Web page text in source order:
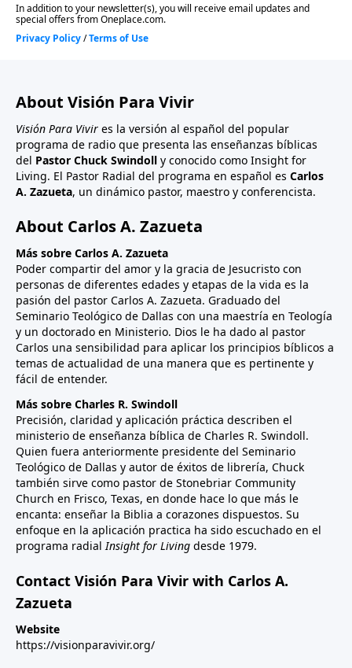
About Visión Para Vivir
Visión Para Vivir es la versión al español del popular
programa de radio que presenta las enseñanzas bíblicas
del Pastor Chuck Swindoll y conocido como Insight for
Living. El Pastor Radial del programa en español es Carlos
A. Zazueta, un dinámico pastor, maestro y conferencista.
About Carlos A. Zazueta
Más sobre Carlos A. Zazueta
Poder compartir del amor y la gracia de Jesucristo con
personas de diferentes edades y etapas de la vida es la
pasión del pastor Carlos A. Zazueta. Graduado del
Seminario Teológico de Dallas con una maestría en Teología
y un doctorado en Ministerio. Dios le ha dado al pastor
Carlos una sensibilidad para aplicar los principios bíblicos a
temas de actualidad de una manera que es pertinente y
fácil de entender.
Más sobre Charles R. Swindoll
Precisión, claridad y aplicación práctica describen el
ministerio de enseñanza bíblica de Charles R. Swindoll.
Quien fuera anteriormente presidente del Seminario
Teológico de Dallas y autor de éxitos de librería, Chuck
también sirve como pastor de Stonebriar Community
Church en Frisco, Texas, en donde hace lo que más le
encanta: enseñar la Biblia a corazones dispuestos. Su
enfoque en la aplicación practica ha sido escuchado en el
programa radialInsight for Living desde 1979.
Contact Visión Para Vivir with Carlos A.
Zazueta
Website
https://visionparavivir.org/